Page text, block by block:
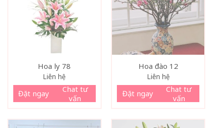
Hoa ly 78
Liên hệ
Đặt ngay
Chat tư
vấn
Hoa đào 12
Liên hệ
Đặt ngay
Chat tư
vấn